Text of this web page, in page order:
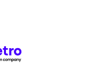
Getro.com